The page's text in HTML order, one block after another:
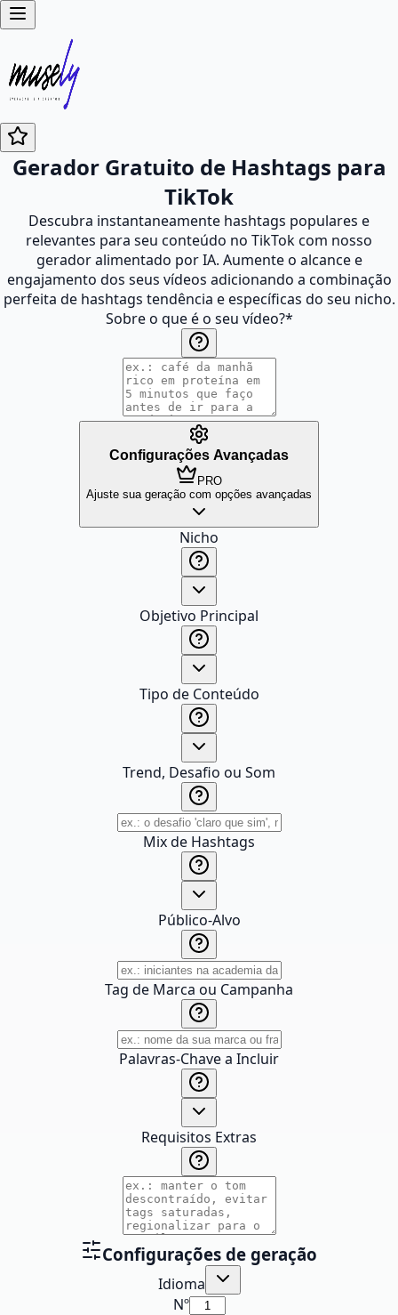
Gerador Gratuito de Hashtags para
TikTok
Descubra instantaneamente hashtags populares e
relevantes para seu conteúdo no TikTok com nosso
gerador alimentado por IA. Aumente o alcance e
engajamento dos seus vídeos adicionando a combinação
perfeita de hashtags tendência e específicas do seu nicho.
Sobre o que é o seu vídeo?*
Configurações Avançadas
PRO
Ajuste sua geração com opções avançadas
Nicho
Objetivo Principal
Tipo de Conteúdo
Trend, Desafio ou Som
Mix de Hashtags
Público-Alvo
Tag de Marca ou Campanha
Palavras-Chave a Incluir
Requisitos Extras
Configurações de geração
Idioma
Nº